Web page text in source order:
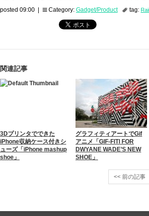
posted 09:00 | Category: Gadget/Product tag:
関連記事
3Dプリンタでできた
iPhone収納ケース付きシ
ューズ「iPhone mashup
shoe」
グラフィティアートでGif
アニメ「GIF-FITI FOR
DWYANE WADE’S NEW
SHOE」
<< 前の記事